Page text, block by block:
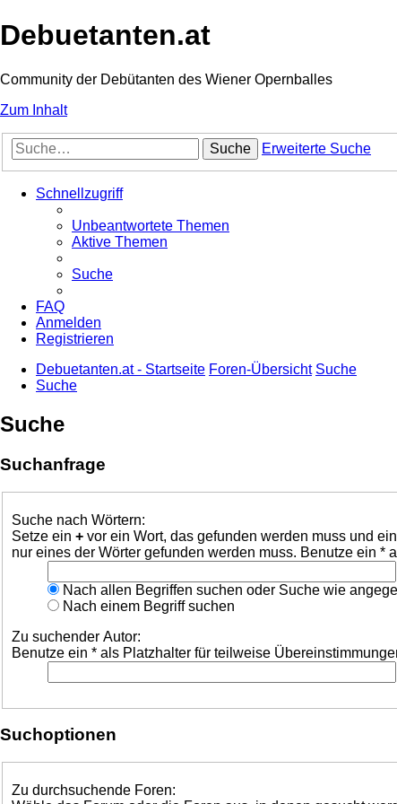
Debuetanten.at
Community der Debütanten des Wiener Opernballes
Zum Inhalt
Suche Erweiterte Suche
Schnellzugriff
Unbeantwortete Themen
Aktive Themen
Suche
FAQ
Anmelden
Registrieren
Debuetanten.at - Startseite Foren-Übersicht Suche
Suche
Suche
Suchanfrage
Suche nach Wörtern:
Setze ein + vor ein Wort, das gefunden werden muss und ein
nur eines der Wörter gefunden werden muss. Benutze ein *
Nach allen Begriffen suchen oder Suche wie
Nach einem Begriff suchen
Zu suchender Autor:
Benutze ein * als Platzhalter für teilweise
Suchoptionen
Zu durchsuchende Foren: